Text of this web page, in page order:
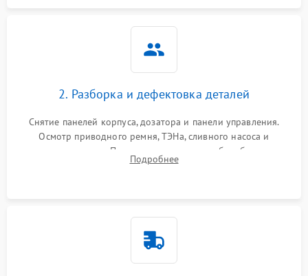
2. Разборка и дефектовка деталей
Снятие панелей корпуса, дозатора и панели управления.
Осмотр приводного ремня, ТЭНа, сливного насоса и
амортизаторов. Проверка подшипников барабана и
крестовины на износ, а манжеты люка на разрывы.
Подробнее